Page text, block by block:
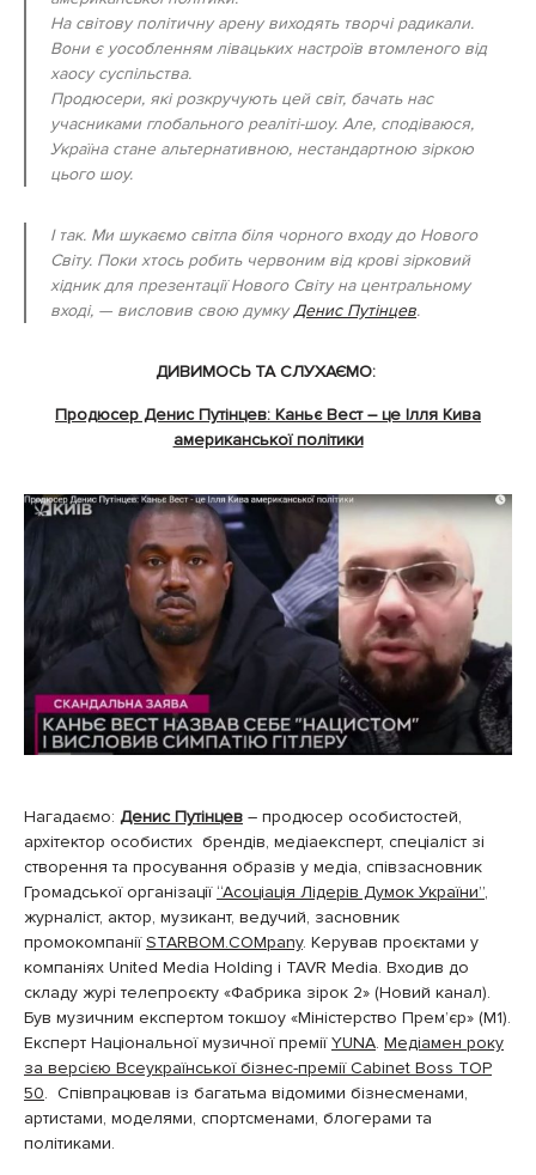
На світову політичну арену виходять творчі радикали.
Вони є уособленням лівацьких настроїв втомленого від
хаосу суспільства.
Продюсери, які розкручують цей світ, бачать нас
учасниками глобального реаліті-шоу. Але, сподіваюся,
Україна стане альтернативною, нестандартною зіркою
цього шоу.
І так. Ми шукаємо світла біля чорного входу до Нового
Світу. Поки хтось робить червоним від крові зірковий
хідник для презентації Нового Світу на центральному
вході, — висловив свою думкуДенис Путінцев.
ДИВИМОСЬ ТА СЛУХАЄМО:
Продюсер Денис Путінцев: Каньє Вест – це Ілля Кива
американської політики
Нагадаємо: Денис Путінцев – продюсер особистостей,
архітектор особистих брендів, медіаексперт, спеціаліст зі
створення та просування образів у медіа, співзасновник
Громадської організації “Асоціація Лідерів Думок України”,
журналіст, актор, музикант, ведучий, засновник
промокомпаніїSTARBOM.COMpany. Керував проєктами у
компаніях United Media Holding і TAVR Media. Входив до
складу журі телепроєкту «Фабрика зірок 2» (Новий канал).
Був музичним експертом токшоу «Міністерство Прем’єр» (М1).
Експерт Національної музичної преміїYUNA. Медіамен року
за версією Всеукраїнської бізнес-премії Cabinet Boss TOP
50. Співпрацював із багатьма відомими бізнесменами,
артистами, моделями, спортсменами, блогерами та
політиками.